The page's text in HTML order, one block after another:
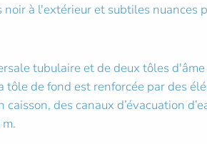
à l'extérieur et subtiles
tubulaire et de deux tôles
de fond est renforcée par des
des canaux d’évacuation